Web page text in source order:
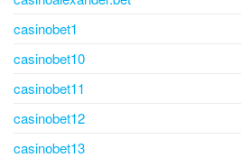
casinobet1
casinobet10
casinobet11
casinobet12
casinobet13